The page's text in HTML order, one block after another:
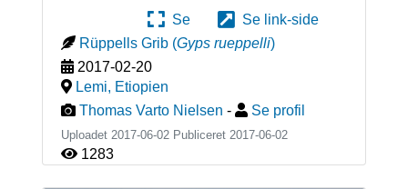
Se
Se link-side
Rüppells Grib (Gyps rueppelli)
2017-02-20
Lemi, Etiopien
Thomas Varto Nielsen - Se profil
Uploadet 2017-06-02 Publiceret 2017-06-02
1283